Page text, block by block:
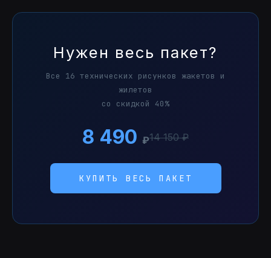
Нужен весь пакет?
Все 16 технических рисунков жакетов и
жилетов
со скидкой 40%
8 490 ₽14 150 ₽
КУПИТЬ ВЕСЬ ПАКЕТ